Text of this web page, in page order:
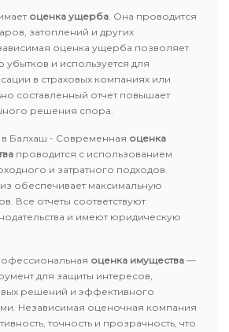
оценка ущерба. Она проводится
затоплений и других
оценка ущерба позволяет
убытков и используется для
в страховых компаниях или
составленный отчет повышает
решения спора.
Балхаш - Современная оценка
проводится с использованием
и затратного подходов.
обеспечивает максимальную
Все отчеты соответствуют
и имеют юридическую
оценка имущества —
для защиты интересов,
решений и эффективного
Независимая оценочная компания
точность и прозрачность, что